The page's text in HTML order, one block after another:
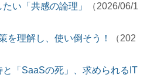
い「共感の論理」
（2026/06/1
を理解し、使い倒そう！
（202
「SaaSの死」、求められるIT